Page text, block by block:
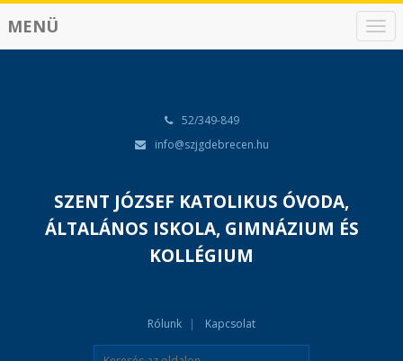
N
a
MENÜ
52/349-849
info@szjgdebrecen.hu
SZENT JÓZSEF KATOLIKUS ÓVODA,
ÁLTALÁNOS ISKOLA, GIMNÁZIUM ÉS
KOLLÉGIUM
Rólunk Kapcsolat